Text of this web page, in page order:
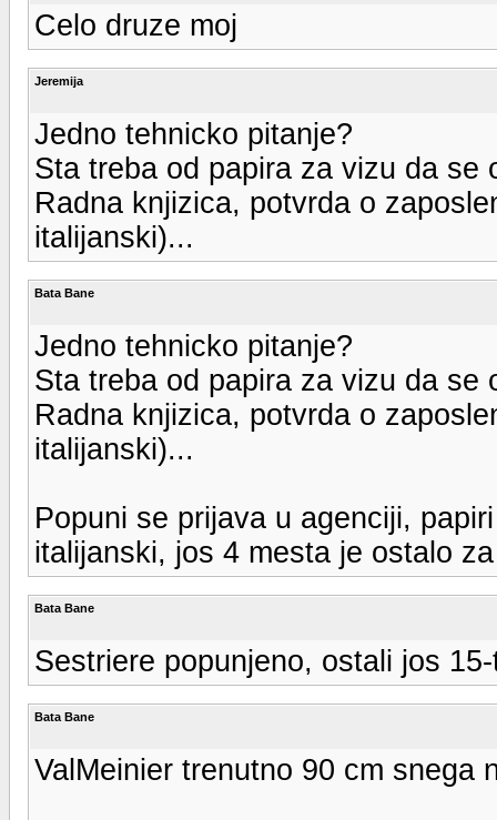
Celo druze moj
Jeremija
Jedno tehnicko pitanje?
Sta treba od papira za vizu da se
Radna knjizica, potvrda o
italijanski)...
Bata Bane
Jedno tehnicko pitanje?
Sta treba od papira za vizu da se
Radna knjizica, potvrda o
italijanski)...
Popuni se prijava u agenciji,
italijanski, jos 4 mesta je ostalo
Bata Bane
Sestriere popunjeno, ostali jos
Bata Bane
ValMeinier trenutno 90 cm snega